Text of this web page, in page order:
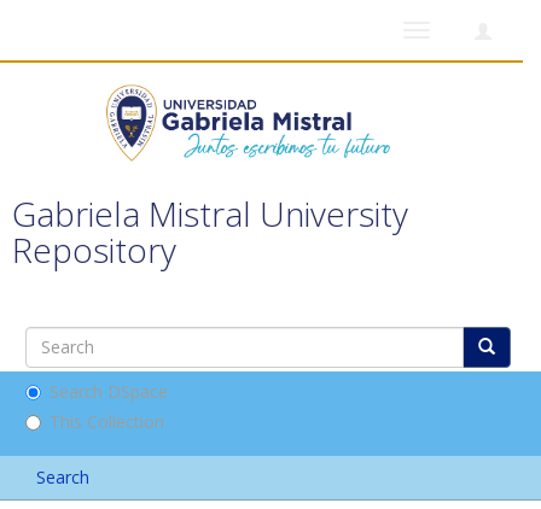
Gabriela Mistral University
Repository
Search DSpace
This Collection
Search